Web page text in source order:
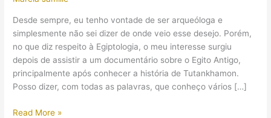
Desde sempre, eu tenho vontade de ser arqueóloga e
simplesmente não sei dizer de onde veio esse desejo. Porém,
no que diz respeito à Egiptologia, o meu interesse surgiu
depois de assistir a um documentário sobre o Egito Antigo,
principalmente após conhecer a história de Tutankhamon.
Posso dizer, com todas as palavras, que conheço vários […]
A
Read More »